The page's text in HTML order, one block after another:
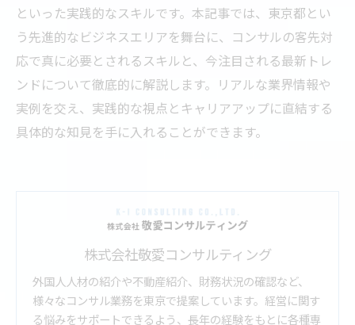
といった実践的なスキルです。本記事では、東京都とい
う先進的なビジネスエリアを舞台に、コンサルの客先対
応で真に必要とされるスキルと、今注目される最新トレ
ンドについて徹底的に解説します。リアルな業界情報や
実例を交え、実践的な視点とキャリアアップに直結する
具体的な知見を手に入れることができます。
株式会社敬愛コンサルティング
外国人人材の紹介や不動産紹介、財務状況の確認など、
様々なコンサル業務を東京で提案しています。経営に関す
る悩みをサポートできるよう、長年の経験をもとに各種専